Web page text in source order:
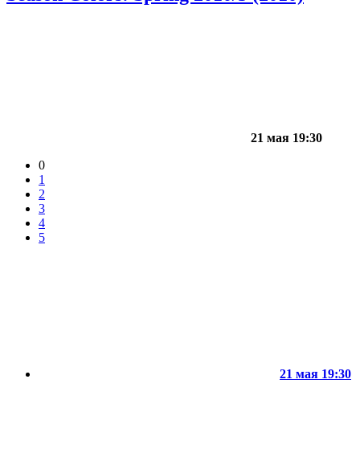
21 мая 19:30
0
1
2
3
4
5
21 мая 19:30